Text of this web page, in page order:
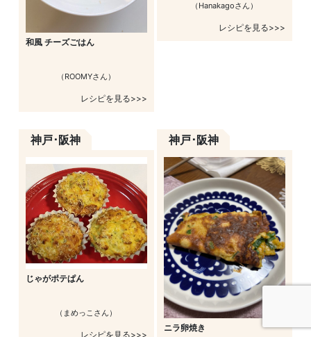
和風 チーズごはん
（ROOMYさん）
レシピを見る>>>
（Hanakagoさん）
レシピを見る>>>
神戸･阪神
じゃがポテぱん
（まめっこさん）
レシピを見る>>>
神戸･阪神
ニラ卵焼き